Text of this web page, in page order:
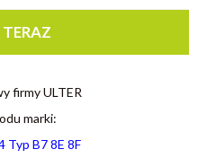
firmy ULTER
marki:
Typ B7 8E 8F